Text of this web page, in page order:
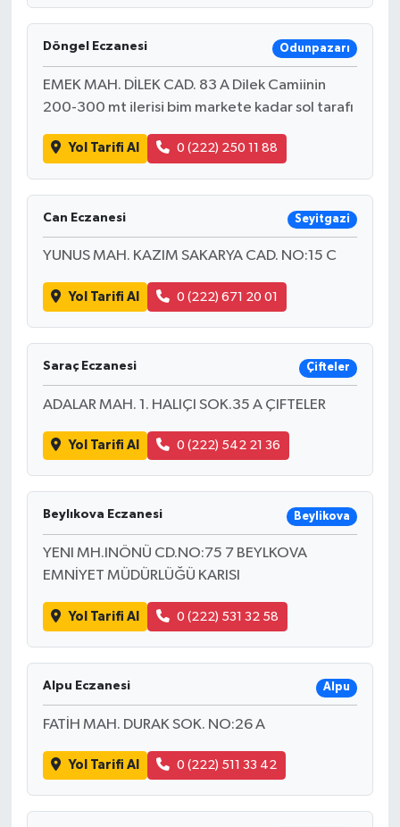
Döngel Eczanesi Odunpazarı
EMEK MAH. DİLEK CAD. 83 A Dilek Camiinin
200-300 mt ilerisi bim markete kadar sol tarafı
Yol Tarifi Al 0 (222) 250 11 88
Can Eczanesi Seyitgazi
YUNUS MAH. KAZIM SAKARYA CAD. NO:15 C
Yol Tarifi Al 0 (222) 671 20 01
Saraç Eczanesi Çifteler
ADALAR MAH. 1. HALIÇI SOK.35 A ÇIFTELER
Yol Tarifi Al 0 (222) 542 21 36
Beylıkova Eczanesi Beylikova
YENI MH.INÖNÜ CD.NO:75 7 BEYLKOVA
EMNİYET MÜDÜRLÜĞÜ KARISI
Yol Tarifi Al 0 (222) 531 32 58
Alpu Eczanesi Alpu
FATİH MAH. DURAK SOK. NO:26 A
Yol Tarifi Al 0 (222) 511 33 42